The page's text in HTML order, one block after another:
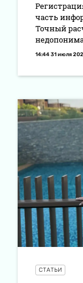
часть
Точный
14:44 31 июля
СТАТЬИ